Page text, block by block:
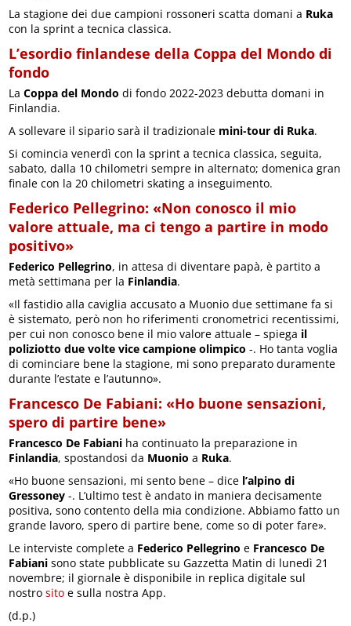
La stagione dei due campioni rossoneri scatta domani a Ruka
con la sprint a tecnica classica.
L’esordio finlandese della Coppa del Mondo di
fondo
LaCoppa del Mondo di fondo 2022-2023 debutta domani in
Finlandia.
A sollevare il sipario sarà il tradizionale mini-tour di Ruka.
Si comincia venerdì con la sprint a tecnica classica, seguita,
sabato, dalla 10 chilometri sempre in alternato; domenica gran
finale con la 20 chilometri skating a inseguimento.
Federico Pellegrino: «Non conosco il mio
valore attuale, ma ci tengo a partire in modo
positivo»
Federico Pellegrino, in attesa di diventare papà, è partito a
metà settimana per la Finlandia.
«Il fastidio alla caviglia accusato a Muonio due settimane fa si
è sistemato, però non ho riferimenti cronometrici recentissimi,
per cui non conosco bene il mio valore attuale – spiega il
poliziotto due volte vice campione olimpico -. Ho tanta voglia
di cominciare bene la stagione, mi sono preparato duramente
durante l’estate e l’autunno».
Francesco De Fabiani: «Ho buone sensazioni,
spero di partire bene»
Francesco De Fabiani ha continuato la preparazione in
Finlandia, spostandosi da Muonio a Ruka.
«Ho buone sensazioni, mi sento bene – dice l’alpino di
Gressoney -. L’ultimo test è andato in maniera decisamente
positiva, sono contento della mia condizione. Abbiamo fatto un
grande lavoro, spero di partire bene, come so di poter fare».
Le interviste complete a Federico Pellegrino e Francesco De
Fabiani sono state pubblicate su Gazzetta Matin di lunedì 21
novembre; il giornale è disponibile in replica digitale sul
nostrosito e sulla nostra App.
(d.p.)